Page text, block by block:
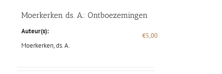
Moerkerken ds. A.: Ontboezemingen
Auteur(s):
Moerkerken, ds. A.
€5,00